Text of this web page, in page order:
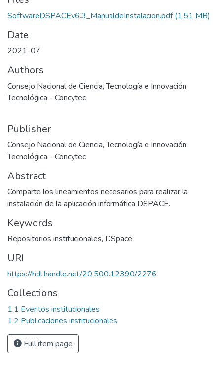
SoftwareDSPACEv6.3_ManualdeInstalacion.pdf (1.51 MB)
Date
2021-07
Authors
Consejo Nacional de Ciencia, Tecnología e Innovación
Tecnológica - Concytec
Publisher
Consejo Nacional de Ciencia, Tecnología e Innovación
Tecnológica - Concytec
Abstract
Comparte los lineamientos necesarios para realizar la
instalación de la aplicación informática DSPACE.
Keywords
Repositorios institucionales, DSpace
URI
https://hdl.handle.net/20.500.12390/2276
Collections
1.1 Eventos institucionales
1.2 Publicaciones institucionales
Full item page